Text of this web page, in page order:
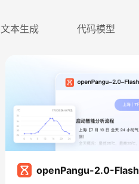
文本生成 代码模型
openPangu-2.0-Flash